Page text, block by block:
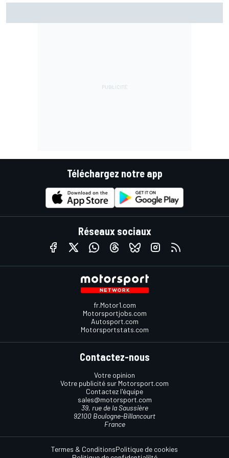
Téléchargez notre app
Réseaux sociaux
fr.Motor1.com
Motorsportjobs.com
Autosport.com
Motorsportstats.com
Contactez-nous
Votre opinion
Votre publicité sur Motorsport.com
Contactez l'équipe
sales@motorsport.com
39, rue de la Saussière
92100 Boulogne-Billancourt
France
Termes & ConditionsPolitique de cookies